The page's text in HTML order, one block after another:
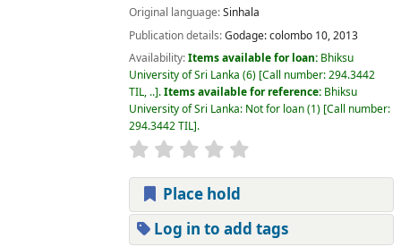
Original language:Sinhala
Publication details:Godage:colombo 10,2013
Availability:Items available for loan: Bhiksu
University of Sri Lanka (6) Call number:294.3442
TIL, .. .Items available for reference: Bhiksu
University of Sri Lanka: Not for loan(1) Call number:
294.3442 TIL .
Place hold
Log in to add tags